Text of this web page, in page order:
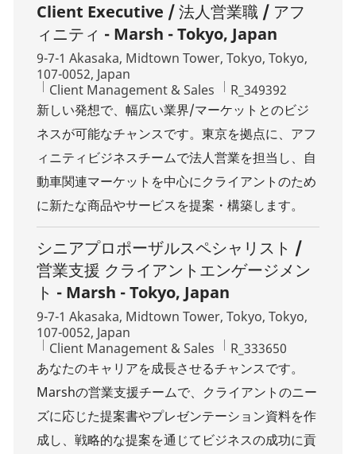
Client Executive / 法人営業職 / アフ
ィニティ - Marsh - Tokyo, Japan
Location
9-7-1 Akasaka, Midtown Tower, Tokyo, Tokyo,
107-0052, Japan
Category
Client Management & Sales Job Id
R_349392
新しい発想で、幅広い業界/マーケットとのビジ
ネスが可能なチャンスです。東京を拠点に、アフ
ィニティビジネスチームで法人営業を担当し、自
動車関連マーケットを中心にクライアントのため
に新たな商品やサービスを提案・構築します。
シニアプロポーザルスペシャリスト /
営業支援 クライアントエンゲージメン
ト - Marsh - Tokyo, Japan
Location
9-7-1 Akasaka, Midtown Tower, Tokyo, Tokyo,
107-0052, Japan
Category
Client Management & Sales Job Id
R_333650
あなたのキャリアを成長させるチャンスです。
Marshの営業支援チームで、クライアントのニー
ズに応じた提案書やプレゼンテーション資料を作
成し、戦略的な提案を通じてビジネスの成功に貢